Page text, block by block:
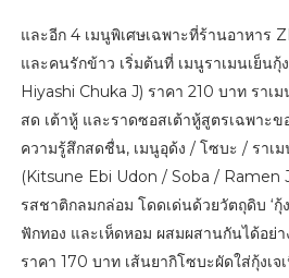
และอีก 4 เมนูพิเศษเฉพาะที่ร้านอาหาร
และคนรักข้าว เริ่มต้นที่ เมนูราเมนเย็นกุ้
Hiyashi Chuka J) ราคา 210 บาท ราเ
สด เต้าหู้ และราดซอสเต้าหู้สูตรเฉพาะ
ความรู้สึกสดชื่น, เมนูอุด้ง / โซบะ / ราเม
(Kitsune Ebi Udon / Soba / Ramen
รสชาติกลมกล่อม โดดเด่นด้วยวัตถุดิบ ‘กุ้ง
ฟักทอง และเห็ดหอม ผสมผสานกันได้อย่า
ราคา 170 บาท เส้นยากิโซบะผัดใส่กุ้งเ